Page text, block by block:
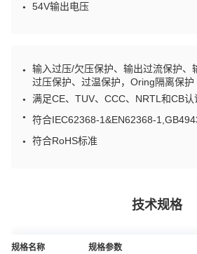
● 54V输出电压
●
输入过压/欠压保护、输出过流保护、
过压保护、过温保护，Oring隔离保护
● 满足CE、TUV、CCC、NRTL和CB认
● 符合IEC62368-1&EN62368-
● 符合RoHS标准
技术规格
规格名称 规格参数